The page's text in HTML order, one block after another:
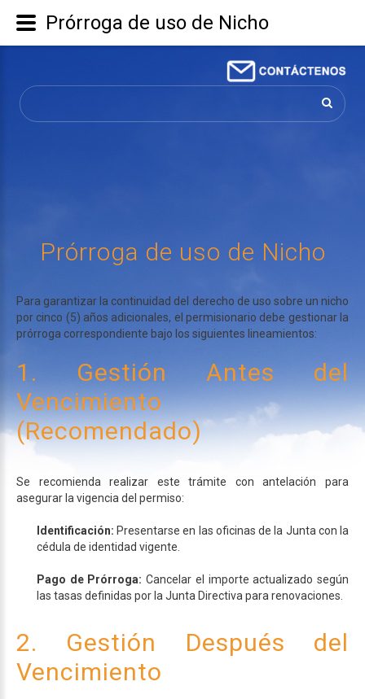
Buscar...
Prórroga de uso de Nicho
Para garantizar la continuidad del derecho de uso sobre un nicho
por cinco (5) años adicionales, el permisionario debe gestionar la
prórroga correspondiente bajo los siguientes lineamientos:
1. Gestión Antes
del
Vencimiento
(Recomendado)
Se recomienda realizar este trámite con antelación para
asegurar la vigencia del permiso:
Identificación: Presentarse en las oficinas de la Junta con la
cédula de identidad vigente.
Pago de Prórroga: Cancelar el importe actualizado según
las tasas definidas por la Junta Directiva para renovaciones.
2. Gestión Después
del
Vencimiento
Prórroga de uso de Nicho